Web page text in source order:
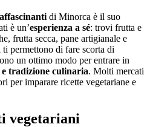
di Minorca è il suo
è un’esperienza a sé: trovi frutta e
frutta secca, pane artigianale e
permettono di fare scorta di
un ottimo modo per entrare in
tradizione culinaria. Molti mercati
per imparare ricette vegetariane e
vegetariani